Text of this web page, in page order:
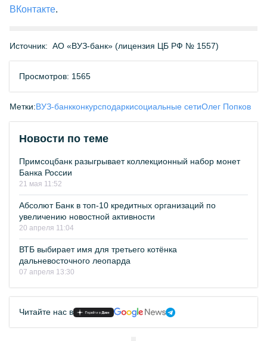
ВКонтакте.
Источник: АО «ВУЗ-банк» (лицензия ЦБ РФ № 1557)
Просмотров: 1565
Метки:ВУЗ-банкконкурсподаркисоциальные сетиОлег Попков
Новости по теме
Примсоцбанк разыгрывает коллекционный набор монет
Банка России
21 мая 11:52
Абсолют Банк в топ-10 кредитных организаций по
увеличению новостной активности
20 апреля 11:04
ВТБ выбирает имя для третьего котёнка
дальневосточного леопарда
07 апреля 13:30
Читайте нас в